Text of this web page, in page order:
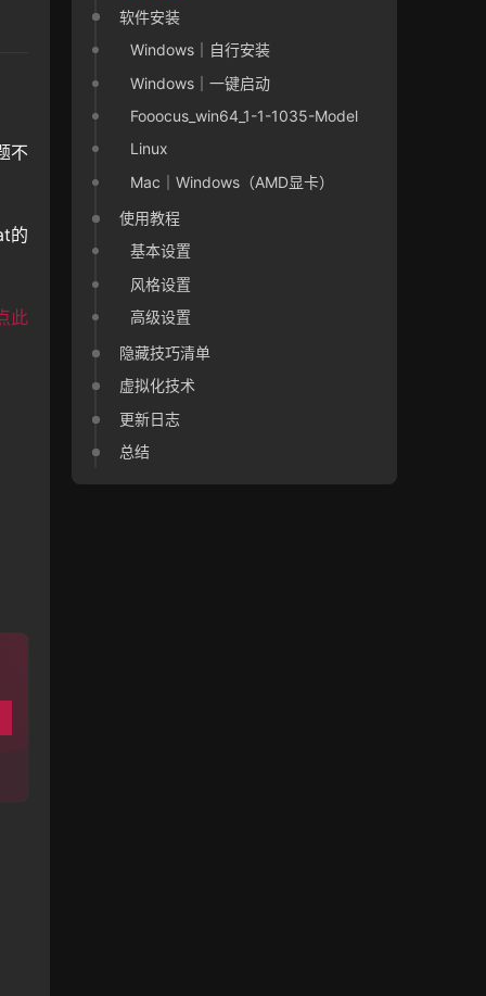
不
的
此
软件安装
Windows｜自行安装
Windows｜一键启动
Fooocus_win64_1-1-1035-Model
Linux
Mac｜Windows（AMD显卡）
使用教程
基本设置
风格设置
高级设置
隐藏技巧清单
虚拟化技术
更新日志
总结